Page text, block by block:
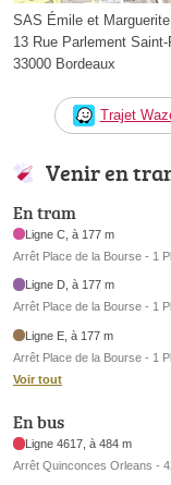
SAS Émile et Marguerite
13 Rue Parlement Saint-
33000 Bordeaux
Trajet
Venir en
En tram
Ligne C, à 177 m
Arrêt Place de la Bourse - 1
Ligne D, à 177 m
Arrêt Place de la Bourse - 1
Ligne E, à 177 m
Arrêt Place de la Bourse - 1
Voir tout
En bus
Ligne 4617, à 484 m
Arrêt Quinconces Orleans -